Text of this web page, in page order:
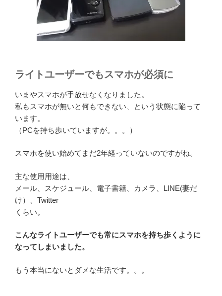
ライトユーザーでもスマホが必須に
いまやスマホが手放せなくなりました。
私もスマホが無いと何もできない、という状態に陥って
います。
（PCを持ち歩いていますが。。。）
スマホを使い始めてまだ2年経っていないのですがね。
主な使用用途は、
メール、スケジュール、電子書籍、カメラ、LINE(妻だ
け）、Twitter
くらい。
こんなライトユーザーでも常にスマホを持ち歩くように
なってしまいました。
もう本当にないとダメな生活です。。。